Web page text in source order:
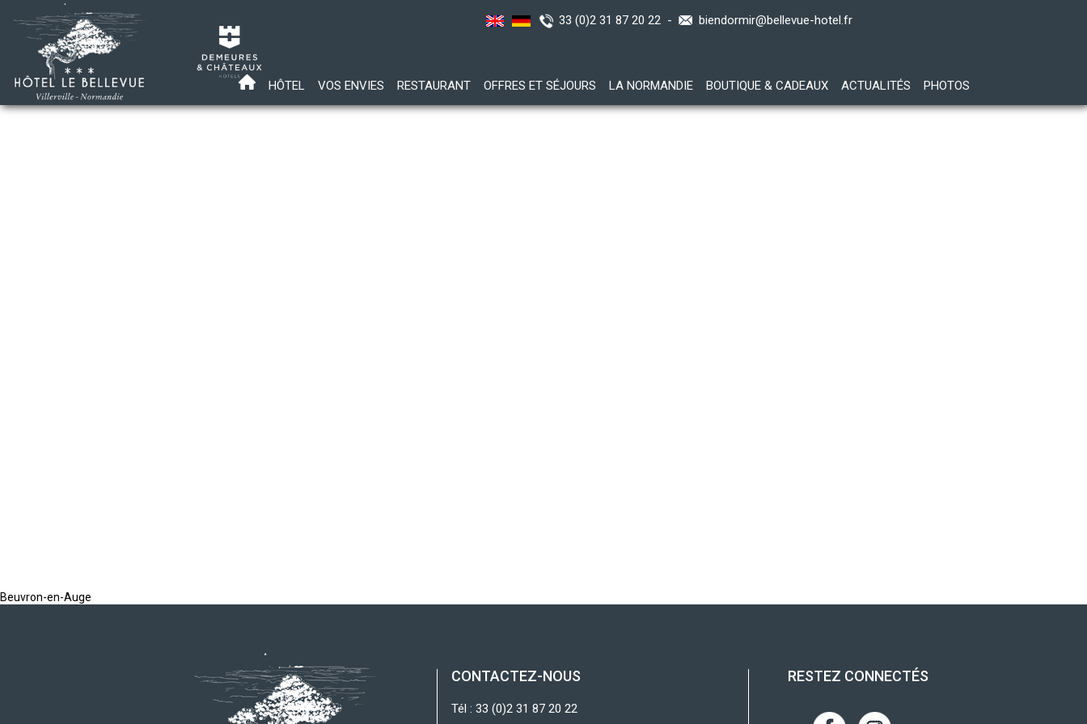
biendormir@bellevue-hotel.fr
33 (0)2 31 87 20 22 -
HÔTEL VOS ENVIES RESTAURANT OFFRES ET SÉJOURS LA NORMANDIE BOUTIQUE & CADEAUX ACTUALITÉS PHOTOS
Beuvron-en-Auge
CONTACTEZ-NOUS
Tél : 33 (0)2 31 87 20 22
RESTEZ CONNECTÉS